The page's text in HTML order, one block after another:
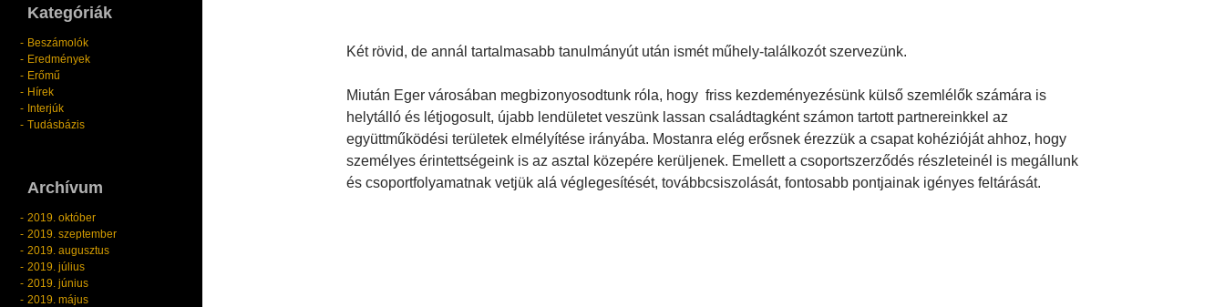
Két rövid, de annál tartalmasabb tanulmányút után ismét műhely-találkozót szervezünk.
Miután Eger városában megbizonyosodtunk róla, hogy friss kezdeményezésünk külső szemlélők számára is
helytálló és létjogosult, újabb lendületet veszünk lassan családtagként számon tartott partnereinkkel az
együttműködési területek elmélyítése irányába. Mostanra elég erősnek érezzük a csapat kohézióját ahhoz, hogy
személyes érintettségeink is az asztal közepére kerüljenek. Emellett a csoportszerződés részleteinél is megállunk
és csoportfolyamatnak vetjük alá véglegesítését, továbbcsiszolását, fontosabb pontjainak igényes feltárását.
Kategóriák
Beszámolók
Eredmények
Erőmű
Hírek
Interjúk
Tudásbázis
Archívum
2019. október
2019. szeptember
2019. augusztus
2019. július
2019. június
2019. május